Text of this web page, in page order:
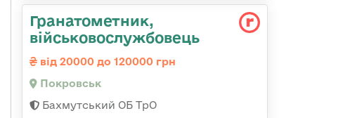
Гранатометник,
військовослужбовець
від 20000 до 120000 грн
Покровськ
Бахмутський ОБ ТрО